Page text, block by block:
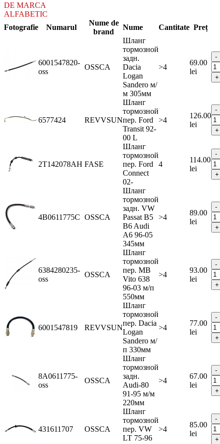
DE MARCA
ALFABETIC
Fotografie
Numarul
Nume de
brand
Nume Cantitate Preț
6001547820-
oss
OSSCA
Шланг
тормозной
задн.
Dacia
Logan
Sandero м/
м 305мм
>4
69.00
lei
6577424 REVVSUN
Шланг
тормозной
пер. Ford
Transit 92-
00 L
>4
126.00
lei
2T142078AH FASE
Шланг
тормозной
пер. Ford
Connect
02-
4
114.00
lei
4B0611775C OSSCA
Шланг
тормозной
задн. VW
Passat B5
B6 Audi
A6 96-05
345мм
>4
89.00
lei
6384280235-
oss
OSSCA
Шланг
тормозной
пер. MB
Vito 638
96-03 м/п
550мм
>4
93.00
lei
6001547819 REVVSUN
Шланг
тормозной
пер. Dacia
Logan
Sandero м/
п 330мм
>4
77.00
lei
8A0611775-
oss
OSSCA
Шланг
тормозной
задн.
Audi-80
91-95 м/м
220мм
>4
67.00
lei
431611707 OSSCA
Шланг
тормозной
пер. VW
LT 75-96
>4
85.00
lei